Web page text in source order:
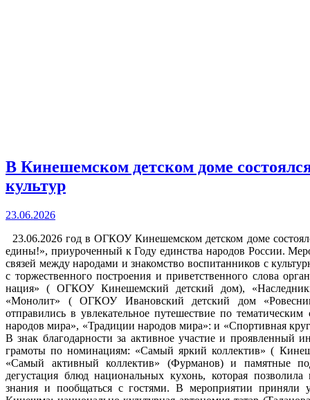
В Кинешемском детском доме
культур
23.06.2026
23.06.2026 год в ОГКОУ Кинешемском детском доме
едины!», приуроченный к Году единства народов России.
связей между народами и знакомство воспитанников с
с торжественного построения и приветственного слова
нация» ( ОГКОУ Кинешемский детский дом),
«Монолит» ( ОГКОУ Ивановский детский дом
отправились в увлекательное путешествие по
народов мира», «Традиции народов мира»: и «Спортивная
В знак благодарности за активное участие и проявленный
грамоты по номинациям: «Самый яркий коллектив» (
«Самый активный коллектив» (Фурманов) и памятные
дегустация блюд национальных кухонь, которая
знания и пообщаться с гостями. В мероприятии приняли